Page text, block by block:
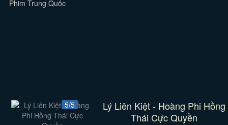
Phim Trung Quốc
5/5
Lý Liên Kiệt - Hoàng Phi Hồng
Thái Cực Quyền